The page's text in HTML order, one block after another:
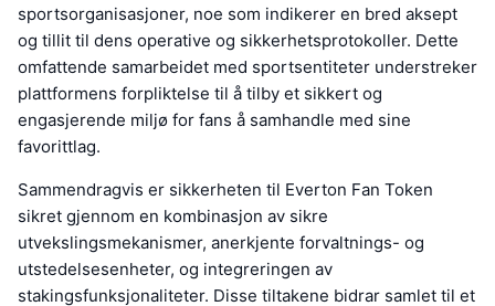
sportsorganisasjoner, noe som indikerer en bred aksept
og tillit til dens operative og sikkerhetsprotokoller. Dette
omfattende samarbeidet med sportsentiteter understreker
plattformens forpliktelse til å tilby et sikkert og
engasjerende miljø for fans å samhandle med sine
favorittlag.
Sammendragvis er sikkerheten til Everton Fan Token
sikret gjennom en kombinasjon av sikre
utvekslingsmekanismer, anerkjente forvaltnings- og
utstedelsesenheter, og integreringen av
stakingsfunksjonaliteter. Disse tiltakene bidrar samlet til et